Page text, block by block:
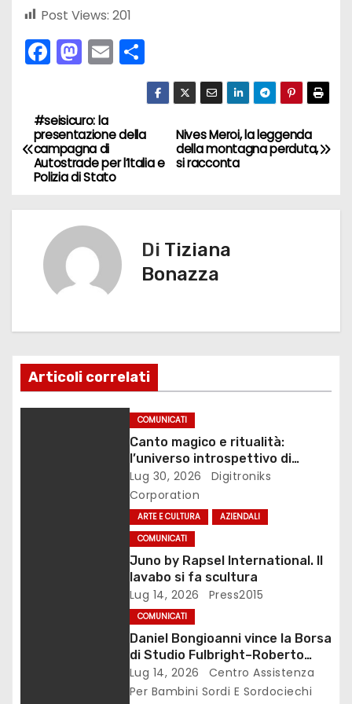
Post Views: 201
F
a
e
b
o
o
k
M
a
o
d
o
n
E
m
l
C
o
n
di
vi
di
N
a
z
i
o
Nives Meroi, la leggenda
della montagna perduta,
si racconta
#seisicuro: la
presentazione della
campagna di
Autostrade per l’Italia e
Polizia di Stato
Di Tiziana
Bonazza
Articoli correlati
COMUNICATI
Canto magico e ritualità:
l’universo introspettivo di
Lilinanna
Lug 30, 2026
Digitroniks
Corporation
ARTE E CULTURA
AZIENDALI
COMUNICATI
Juno by Rapsel International. Il
lavabo si fa scultura
Lug 14, 2026 Press2015
COMUNICATI
Daniel Bongioanni vince la Borsa
di Studio Fulbright–Roberto
Wirth 2026
Lug 14, 2026
Centro Assistenza
Per Bambini Sordi E Sordociechi